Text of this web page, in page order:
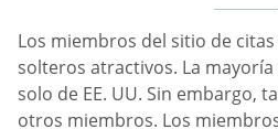
Los miembros del sitio de
solteros atractivos. La
solo de EE. UU. Sin embargo,
otros miembros. Los